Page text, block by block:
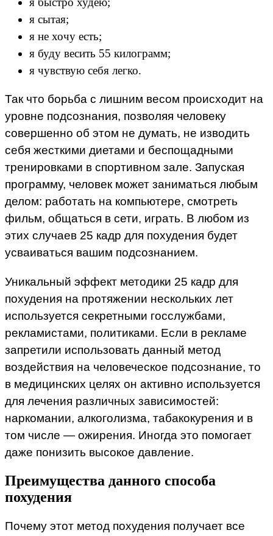
я сытая;
я не хочу есть;
я буду весить 55 килограмм;
я чувствую себя легко.
Так что борьба с лишним весом происходит на
уровне подсознания, позволяя человеку
совершенно об этом не думать, не изводить
себя жесткими диетами и беспощадными
тренировками в спортивном зале. Запуская
программу, человек может заниматься любым
делом: работать на компьютере, смотреть
фильм, общаться в сети, играть. В любом из
этих случаев 25 кадр для похудения будет
усваиваться вашим подсознанием.
Уникальный эффект методики 25 кадр для
похудения на протяжении нескольких лет
используется секретными госслужбами,
рекламистами, политиками. Если в рекламе
запретили использовать данный метод
воздействия на человеческое подсознание, то
в медицинских целях он активно используется
для лечения различных зависимостей:
наркомании, алкоголизма, табакокурения и в
том числе — ожирения. Иногда это помогает
даже понизить высокое давление.
Преимущества данного способа
похудения
Почему этот метод похудения получает все